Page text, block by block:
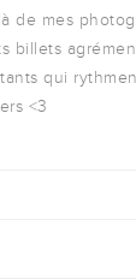
de mes
billets
qui
<3